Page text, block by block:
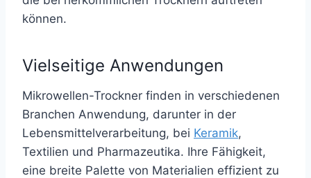
können.
Vielseitige Anwendungen
Mikrowellen-Trockner finden in verschiedenen
Branchen Anwendung, darunter in der
Lebensmittelverarbeitung, bei Keramik,
Textilien und Pharmazeutika. Ihre Fähigkeit,
eine breite Palette von Materialien effizient zu